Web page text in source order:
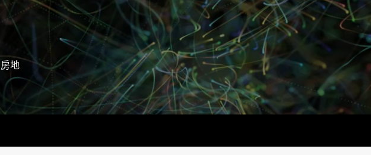
地